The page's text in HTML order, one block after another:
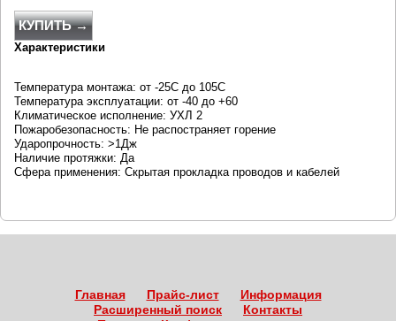
КУПИТЬ →
Характеристики
Температура монтажа: от -25С до 105С
Температура эксплуатации: от -40 до +60
Климатическое исполнение: УХЛ 2
Пожаробезопасность: Не распостраняет горение
Ударопрочность: >1Дж
Наличие протяжки: Да
Сфера применения: Скрытая прокладка проводов и кабелей
Главная Прайс-лист
Информация
Расширенный поиск
Контакты